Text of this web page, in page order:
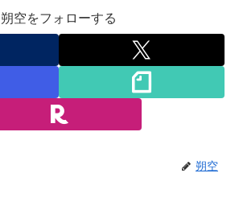
朔空をフォローする
朔空